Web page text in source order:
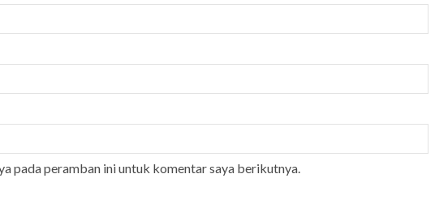
pada peramban ini untuk komentar saya berikutnya.